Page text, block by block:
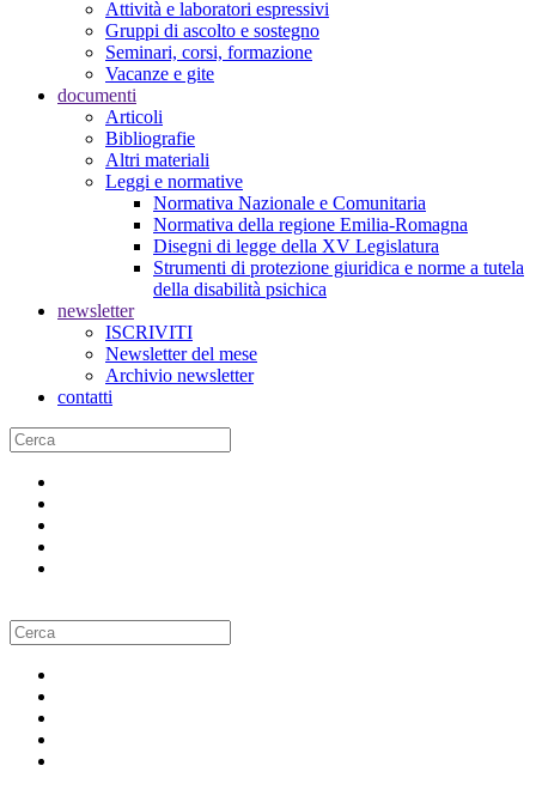
Attività e laboratori espressivi
Gruppi di ascolto e sostegno
Seminari, corsi, formazione
Vacanze e gite
documenti
Articoli
Bibliografie
Altri materiali
Leggi e normative
Normativa Nazionale e Comunitaria
Normativa della regione Emilia-Romagna
Disegni di legge della XV Legislatura
Strumenti di protezione giuridica e norme a tutela
della disabilità psichica
newsletter
ISCRIVITI
Newsletter del mese
Archivio newsletter
contatti